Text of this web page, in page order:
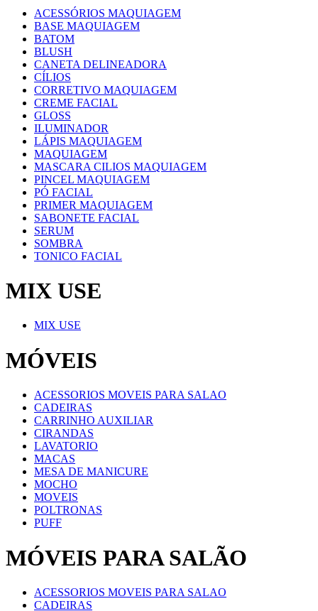
ACESSÓRIOS MAQUIAGEM
BASE MAQUIAGEM
BATOM
BLUSH
CANETA DELINEADORA
CÍLIOS
CORRETIVO MAQUIAGEM
CREME FACIAL
GLOSS
ILUMINADOR
LÁPIS MAQUIAGEM
MAQUIAGEM
MASCARA CILIOS MAQUIAGEM
PINCEL MAQUIAGEM
PÓ FACIAL
PRIMER MAQUIAGEM
SABONETE FACIAL
SERUM
SOMBRA
TONICO FACIAL
MIX USE
MIX USE
MÓVEIS
ACESSORIOS MOVEIS PARA SALAO
CADEIRAS
CARRINHO AUXILIAR
CIRANDAS
LAVATORIO
MACAS
MESA DE MANICURE
MOCHO
MOVEIS
POLTRONAS
PUFF
MÓVEIS PARA SALÃO
ACESSORIOS MOVEIS PARA SALAO
CADEIRAS